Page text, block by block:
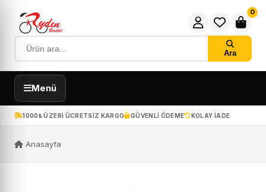
Ara
0
Menü
1000₺ ÜZERI ÜCRETSIZ KARGO GÜVENLI ÖDEME KOLAY IADE
Anasayfa